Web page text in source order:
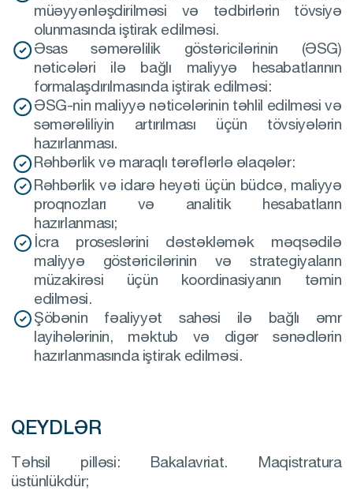
müəyyənləşdirilməsi və tədbirlərin tövsiyə
olunmasında iştirak edilməsi.
Əsas səmərəlilik göstəricilərinin (ƏSG)
nəticələri ilə bağlı maliyyə hesabatlarının
formalaşdırılmasında iştirak edilməsi:
ƏSG-nin maliyyə nəticələrinin təhlil edilməsi və
səmərəliliyin artırılması üçün tövsiyələrin
hazırlanması.
Rəhbərlik və maraqlı tərəflərlə əlaqələr:
Rəhbərlik və idarə heyəti üçün büdcə, maliyyə
proqnozları və analitik hesabatların
hazırlanması;
İcra proseslərini dəstəkləmək məqsədilə
maliyyə göstəricilərinin və strategiyaların
müzakirəsi üçün koordinasiyanın təmin
edilməsi.
Şöbənin fəaliyyət sahəsi ilə bağlı əmr
layihələrinin, məktub və digər sənədlərin
hazırlanmasında iştirak edilməsi.
QEYDLƏR
Təhsil pilləsi: Bakalavriat. Maqistratura
üstünlükdür;